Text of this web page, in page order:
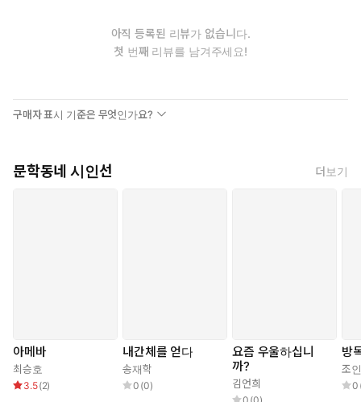
아직 등록된 리뷰가 없습니다.
첫 번째 리뷰를 남겨주세요!
구매자 표시 기준은 무엇인가요?
문학동네 시인선 더보기
아메바
최승호
3.5(2)
내간체를 얻다
송재학
0 (0)
요즘 우울하십니
까?
김언희
방
조
0